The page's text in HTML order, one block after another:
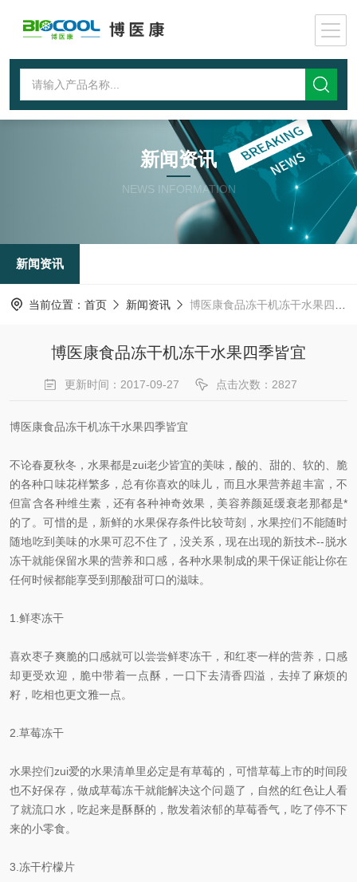
新闻资讯
NEWS INFORMATION
新闻资讯
当前位置： 首页 新闻资讯 博医康食品冻干机冻干水果四季皆宜
博医康食品冻干机冻干水果四季皆宜
更新时间：2017-09-27 点击次数：2827
博医康食品冻干机冻干水果四季皆宜
不论春夏秋冬，水果都是zui老少皆宜的美味，酸的、甜的、软的、脆
的各种口味花样繁多，总有你喜欢的味儿，而且水果营养超丰富，不
但富含各种维生素，还有各种神奇效果，美容养颜延缓衰老那都是*
的了。可惜的是，新鲜的水果保存条件比较苛刻，水果控们不能随时
随地吃到美味的水果可忍不住了，没关系，现在出现的新技术--脱水
冻干就能保留水果的营养和口感，各种水果制成的果干保证能让你在
任何时候都能享受到那酸甜可口的滋味。
1.鲜枣冻干
喜欢枣子爽脆的口感就可以尝尝鲜枣冻干，和红枣一样的营养，口感
却更受欢迎，脆中带着一点酥，一口下去清香四溢，去掉了麻烦的
籽，吃相也更文雅一点。
2.草莓冻干
水果控们zui爱的水果清单里必定是有草莓的，可惜草莓上市的时间段
也不好保存，做成草莓冻干就能解决这个问题了，自然的红色让人看
了就流口水，吃起来是酥酥的，散发着浓郁的草莓香气，吃了停不下
来的小零食。
3.冻干柠檬片